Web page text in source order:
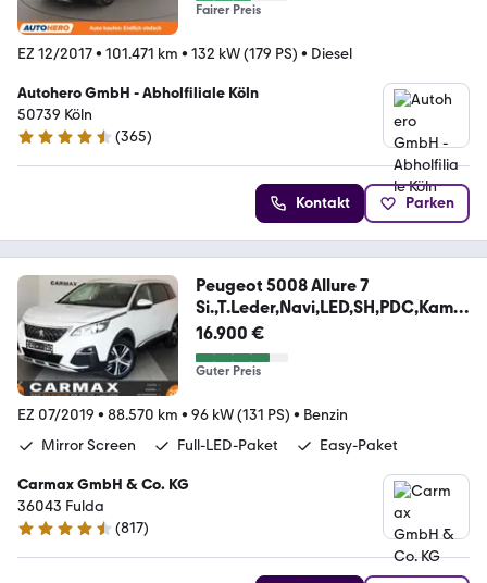
Fairer Preis
EZ 12/2017• 101.471 km • 132 kW (179 PS) • Diesel
Autohero GmbH - Abholfiliale Köln
50739 Köln
4.6 Sterne
(365)
Kontakt Parken
Peugeot 5008 Allure 7
Si.,T.Leder,Navi,LED,SH,PDC,Kamer
a
16.900 €
Guter Preis
EZ 07/2019 • 88.570 km • 96 kW (131 PS) • Benzin
Mirror Screen
Full-LED-Paket Easy-Paket
Carmax GmbH & Co. KG
36043 Fulda
4.6 Sterne
(817)